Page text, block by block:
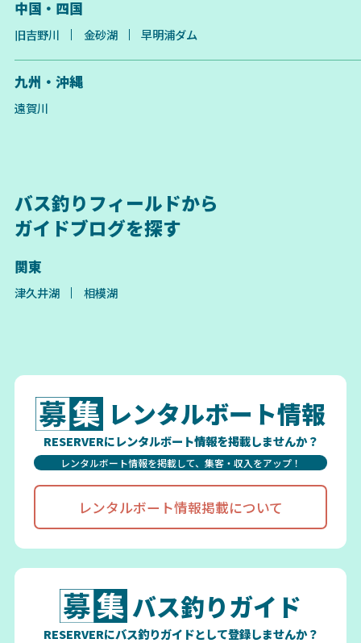
中国・四国
旧吉野川 金砂湖 早明浦ダム
九州・沖縄
遠賀川
バス釣りフィールドから
ガイドブログを探す
関東
津久井湖 相模湖
レンタルボート情報
RESERVERにレンタルボート情報を掲載しませんか？
レンタルボート情報を掲載して、集客・収入をアップ！
レンタルボート情報掲載について
バス釣りガイド
RESERVERにバス釣りガイドとして登録しませんか？